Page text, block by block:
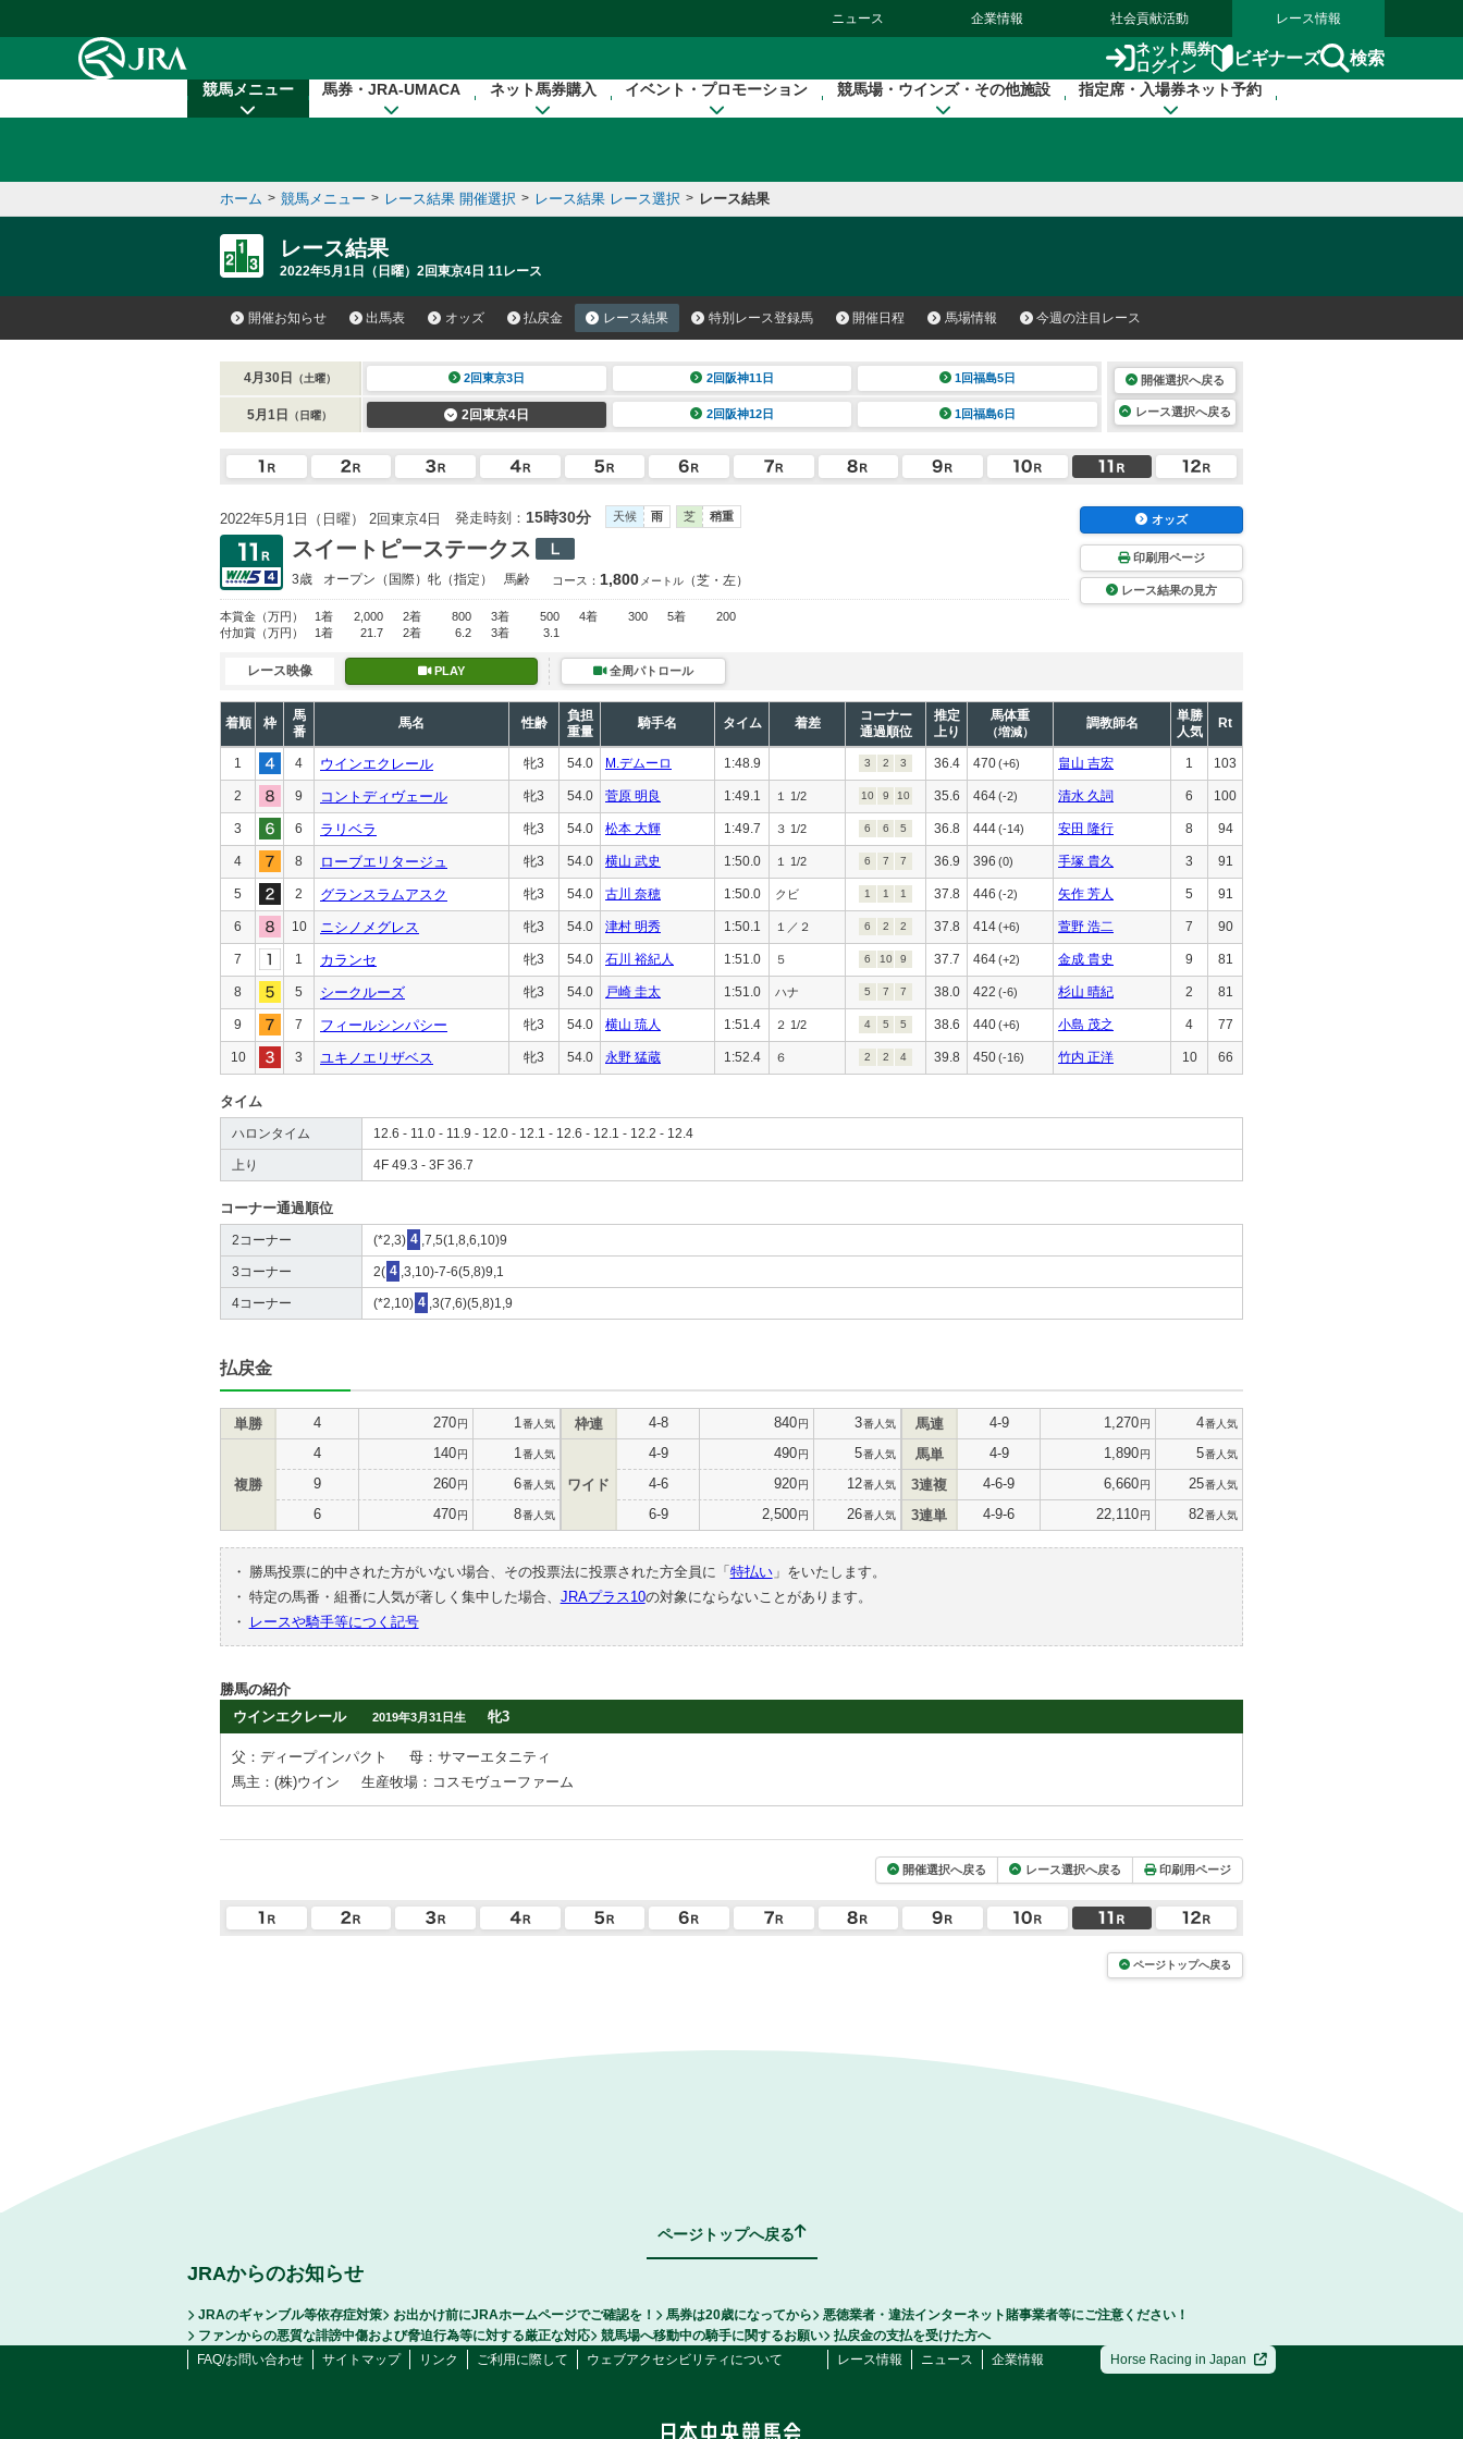
ニュース 企業情報 社会貢献活動 レース情報
ネット馬券
ログイン
ビギナーズ 検索
競馬メニュー 馬券・JRA-UMACA ネット馬券購入 イベント・プロモーション 競馬場・ウインズ・その他施設 指定席・入場券ネット予約
ホーム > 競馬メニュー > レース結果 開催選択 > レース結果 レース選択 > レース結果
レース結果
2022年5月1日（日曜）2回東京4日 11レース
開催お知らせ 出馬表 オッズ 払戻金 レース結果 特別レース登録馬 開催日程 馬場情報 今週の注目レース
4月30日 （土曜） 2回東京3日 2回阪神11日 1回福島5日
5月1日 （日曜） 2回東京4日 2回阪神12日 1回福島6日
開催選択へ戻る
レース選択へ戻る
2022年5月1日（日曜） 2回東京4日 発走時刻： 15時30分 天候 雨 芝 稍重
スイートピーステークス
3歳 オープン （国際）牝（指定） 馬齢 コース： 1,800 メートル （芝・左）
本賞金 （万円） 1着 2,000 2着 800 3着 500 4着 300 5着
200
付加賞 （万円） 1着 21.7 2着 6.2 3着 3.1
オッズ
印刷用ページ
レース結果の見方
レース映像 PLAY 全周パトロール
着順 枠
馬
番
馬名 性齢
負担
重量
騎手名 タイム 着差
コーナー
通過順位
推定
上り
馬体重
（増減）
調教師名
単勝
人気
Rt
1 4 ウインエクレール 牝3 54.0 M.デムーロ 1:48.9 3 2 3 36.4 470(+6) 畠山 吉宏 1 103
2 9 コントディヴェール 牝3 54.0 菅原 明良 1:49.1 １ 1/2 10 9 10 35.6 464(-2) 清水 久詞 6 100
3 6 ラリベラ 牝3 54.0 松本 大輝 1:49.7 ３ 1/2 6 6 5 36.8 444(-14) 安田 隆行 8 94
4 8 ローブエリタージュ 牝3 54.0 横山 武史 1:50.0 １ 1/2 6 7 7 36.9 396 (0) 手塚 貴久 3 91
5 2 グランスラムアスク 牝3 54.0 古川 奈穂 1:50.0 クビ 1 1 1 37.8 446 (-2) 矢作 芳人 5 91
6 10 ニシノメグレス 牝3 54.0 津村 明秀 1:50.1 １／２ 6 2 2 37.8 414(+6) 萱野 浩二 7 90
7 1 カランセ 牝3 54.0 石川 裕紀人 1:51.0 ５ 6 10 9 37.7 464(+2) 金成 貴史 9 81
8 5 シークルーズ 牝3 54.0 戸崎 圭太 1:51.0 ハナ 5 7 7 38.0 422 (-6) 杉山 晴紀 2 81
9 7 フィールシンパシー 牝3 54.0 横山 琉人 1:51.4 ２ 1/2 4 5 5 38.6 440(+6) 小島 茂之 4 77
10 3 ユキノエリザベス 牝3 54.0 永野 猛蔵 1:52.4 ６ 2 2 4 39.8 450(-16) 竹内 正洋 10 66
タイム
ハロンタイム 12.6 - 11.0 - 11.9 - 12.0 - 12.1 - 12.6 - 12.1 - 12.2 - 12.4
上り 4F 49.3 - 3F 36.7
コーナー通過順位
2コーナー (*2,3) 4 ,7,5(1,8,6,10)9
3コーナー 2( 4 ,3,10)-7-6(5,8)9,1
4コーナー (*2,10) 4 ,3(7,6)(5,8)1,9
払戻金
単勝 4 270円 1 番人気
複勝
4 140円 1 番人気
9 260円 6番人気
6 470円 8番人気
枠連 4-8 840円 3番人気
ワイド
4-9 490円 5番人気
4-6 920円 12番人気
6-9 2,500円 26番人気
馬連 4-9 1,270円 4番人気
馬単 4-9 1,890円 5番人気
3連複 4-6-9 6,660円 25番人気
3連単 4-9-6 22,110円 82番人気
・ 勝馬投票に的中された方がいない場合、その投票法に投票された方全員に「 特払い」をいたします。
・ 特定の馬番・組番に人気が著しく集中した場合、 JRAプラス10の対象にならないことがあります。
・
レースや騎手等につく記号
勝馬の紹介
ウインエクレール
2019年3月31日生 牝3
父：ディープインパクト
母：サマーエタニティ
馬主：(株)ウイン
生産牧場：コスモヴューファーム
開催選択へ戻る レース選択へ戻る 印刷用ページ
ページトップへ戻る
ページトップへ戻る
JRAからのお知らせ
JRAのギャンブル等依存症対策 お出かけ前にJRAホームページでご確認を！ 馬券は20歳になってから
悪徳業者・違法インターネット賭事業者等にご注意ください！
ファンからの悪質な誹謗中傷および脅迫行為等に対する厳正な対応
競馬場へ移動中の騎手に関するお願い
払戻金の支払を受けた方へ
FAQ/お問い合わせ
サイトマップ リンク ご利用に際して ウェブアクセシビリティについて レース情報 ニュース 企業情報 Horse Racing in Japan